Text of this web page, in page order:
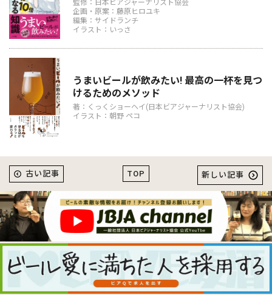
監修：日本ビアジャーナリスト協会
企画・原案：藤原ヒロユキ
編集：サイドランチ
イラスト：いっさ
うまいビールが飲みたい! 最高の一杯を見つ
けるためのメソッド
著：くっくショーヘイ(日本ビアジャーナリスト協会)
イラスト：朝野 ペコ
TOP
古い記事 新しい記事